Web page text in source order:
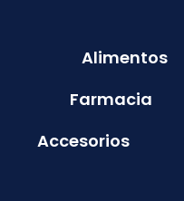
Alimentos
Farmacia
Accesorios